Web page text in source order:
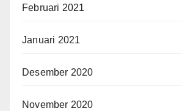
Februari 2021
Januari 2021
Desember 2020
November 2020